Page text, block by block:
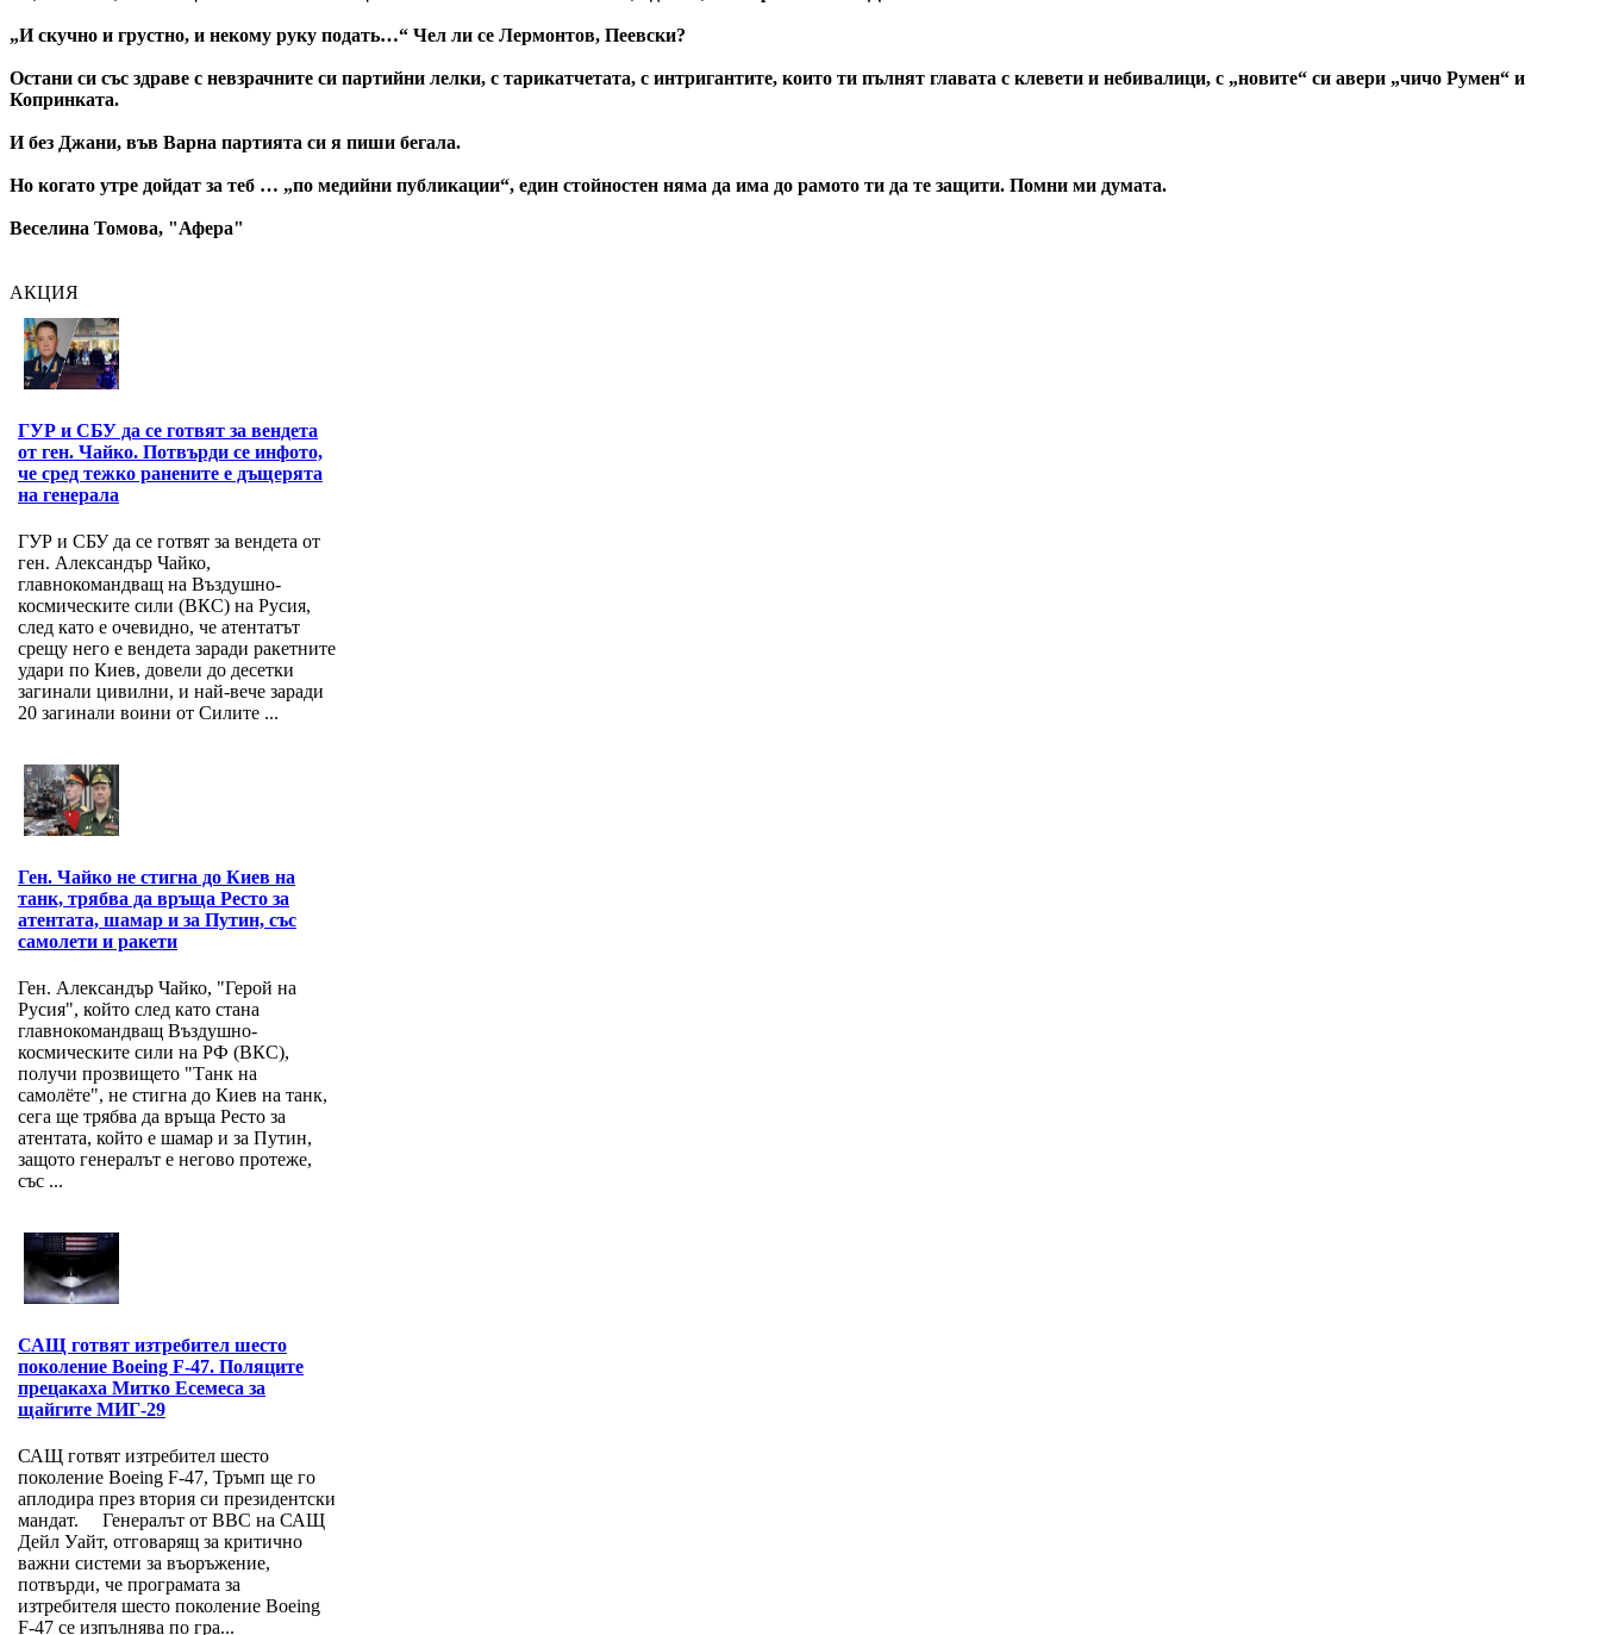
„И скучно и грустно, и некому руку подать…“ Чел ли се Лермонтов, Пеевски?
Остани си със здраве с невзрачните си партийни лелки, с тарикатчетата, с интригантите, които ти пълнят главата с клевети и небивалици, с „новите“ си авери „чичо Румен“ и
Копринката.
И без Джани, във Варна партията си я пиши бегала.
Но когато утре дойдат за теб … „по медийни публикации“, един стойностен няма да има до рамото ти да те защити. Помни ми думата.
Веселина Томова, "Афера"
АКЦИЯ
ГУР и СБУ да се готвят за вендета
от ген. Чайко. Потвърди се инфото,
че сред тежко ранените е дъщерята
на генерала
ГУР и СБУ да се готвят за вендета от
ген. Александър Чайко,
главнокомандващ на Въздушно-
космическите сили (ВКС) на Русия,
след като е очевидно, че атентатът
срещу него е вендета заради ракетните
удари по Киев, довели до десетки
загинали цивилни, и най-вече заради
20 загинали воини от Силите ...
Ген. Чайко не стигна до Киев на
танк, трябва да връща Ресто за
атентата, шамар и за Путин, със
самолети и ракети
Ген. Александър Чайко, "Герой на
Русия", който след като стана
главнокомандващ Въздушно-
космическите сили на РФ (ВКС),
получи прозвището "Танк на
самолёте", не стигна до Киев на танк,
сега ще трябва да връща Ресто за
атентата, който е шамар и за Путин,
защото генералът е негово протеже,
със ...
САЩ готвят изтребител шесто
поколение Boeing F-47. Поляците
прецакаха Митко Есемеса за
щайгите МИГ-29
САЩ готвят изтребител шесто
поколение Boeing F-47, Тръмп ще го
аплодира през втория си президентски
мандат. Генералът от ВВС на САЩ
Дейл Уайт, отговарящ за критично
важни системи за въоръжение,
потвърди, че програмата за
изтребителя шесто поколение Boeing
F-47 се изпълнява по гра...